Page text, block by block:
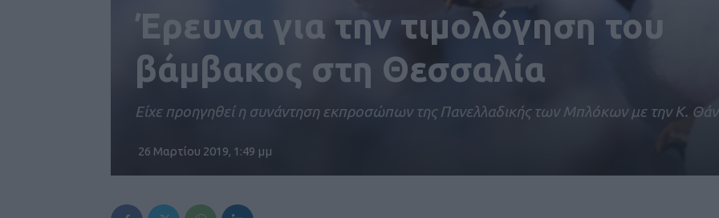
Έρευνα για την τιμολόγηση του
βάμβακος στη Θεσσαλία
Είχε προηγηθεί η συνάντηση εκπροσώπων της Πανελλαδικής των Μπλόκων με την Κ.
26 Μαρτίου 2019, 1:49 μμ